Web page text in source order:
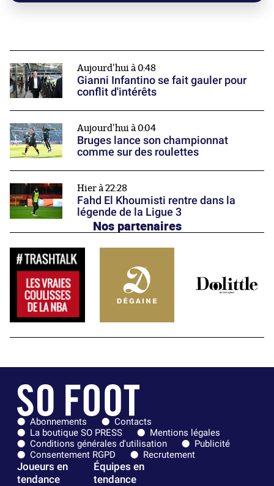
Aujourd'hui à 0:48
Gianni Infantino se fait gauler pour
conflit d'intérêts
Aujourd'hui à 0:04
Bruges lance son championnat
comme sur des roulettes
Hier à 22:28
Fahd El Khoumisti rentre dans la
légende de la Ligue 3
Nos partenaires
Abonnements
Contacts
La boutique SO PRESS
Mentions légales
Conditions générales d'utilisation
Publicité
Consentement RGPD
Recrutement
Joueurs en
tendance
Équipes en
tendance